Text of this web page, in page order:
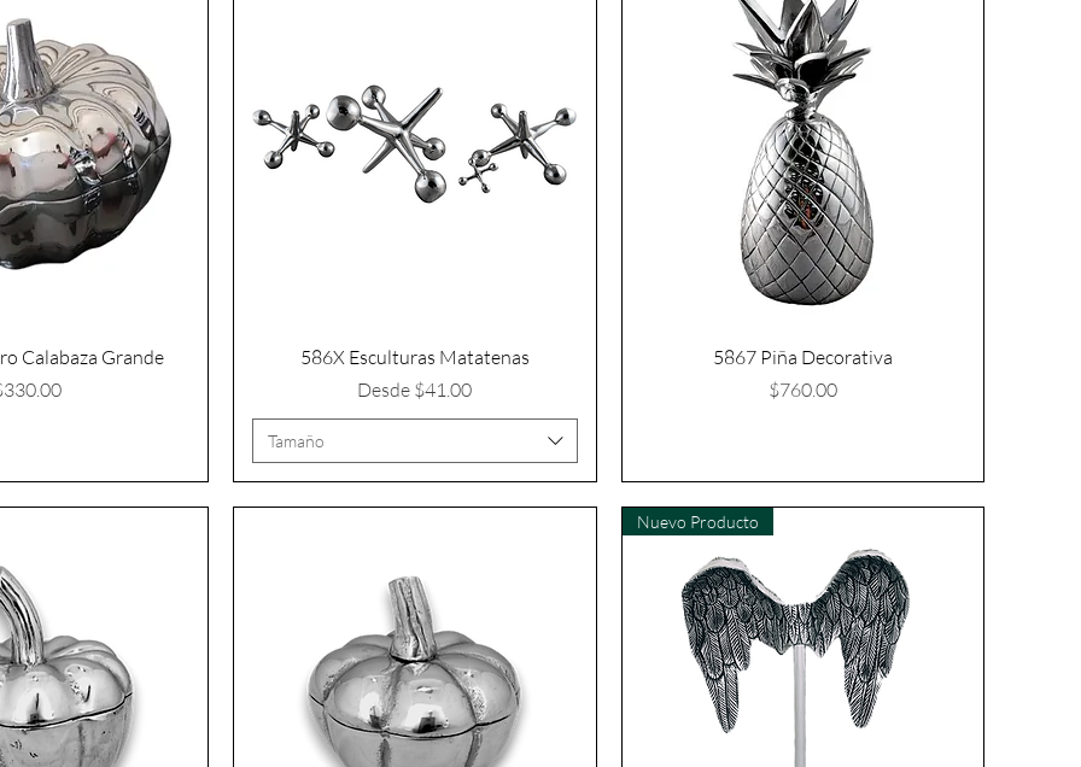
Calabaza Grande
586X Esculturas Matatenas
Desde $41.00
Precio de oferta
Tamaño
5867 Piña Decorativa
Precio
$760.00
Nuevo Producto